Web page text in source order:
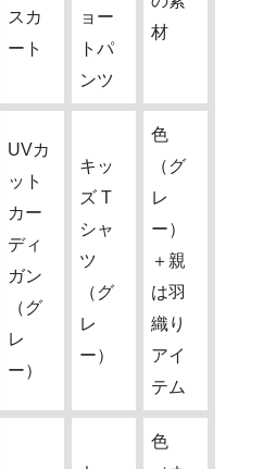
スカ
ート
ョー
トパ
ンツ
材
UVカ
ット
カー
ディ
ガン
（グ
レ
ー）
キッ
ズ T
シャ
ツ
（グ
レ
ー）
色
（グ
レ
ー）
＋親
は羽
織り
アイ
テム
色